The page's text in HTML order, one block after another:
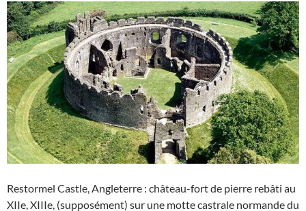
Restormel Castle, Angleterre : château-fort de pierre rebâti au
XIIe, XIIIe, (supposément) sur une motte castrale normande du